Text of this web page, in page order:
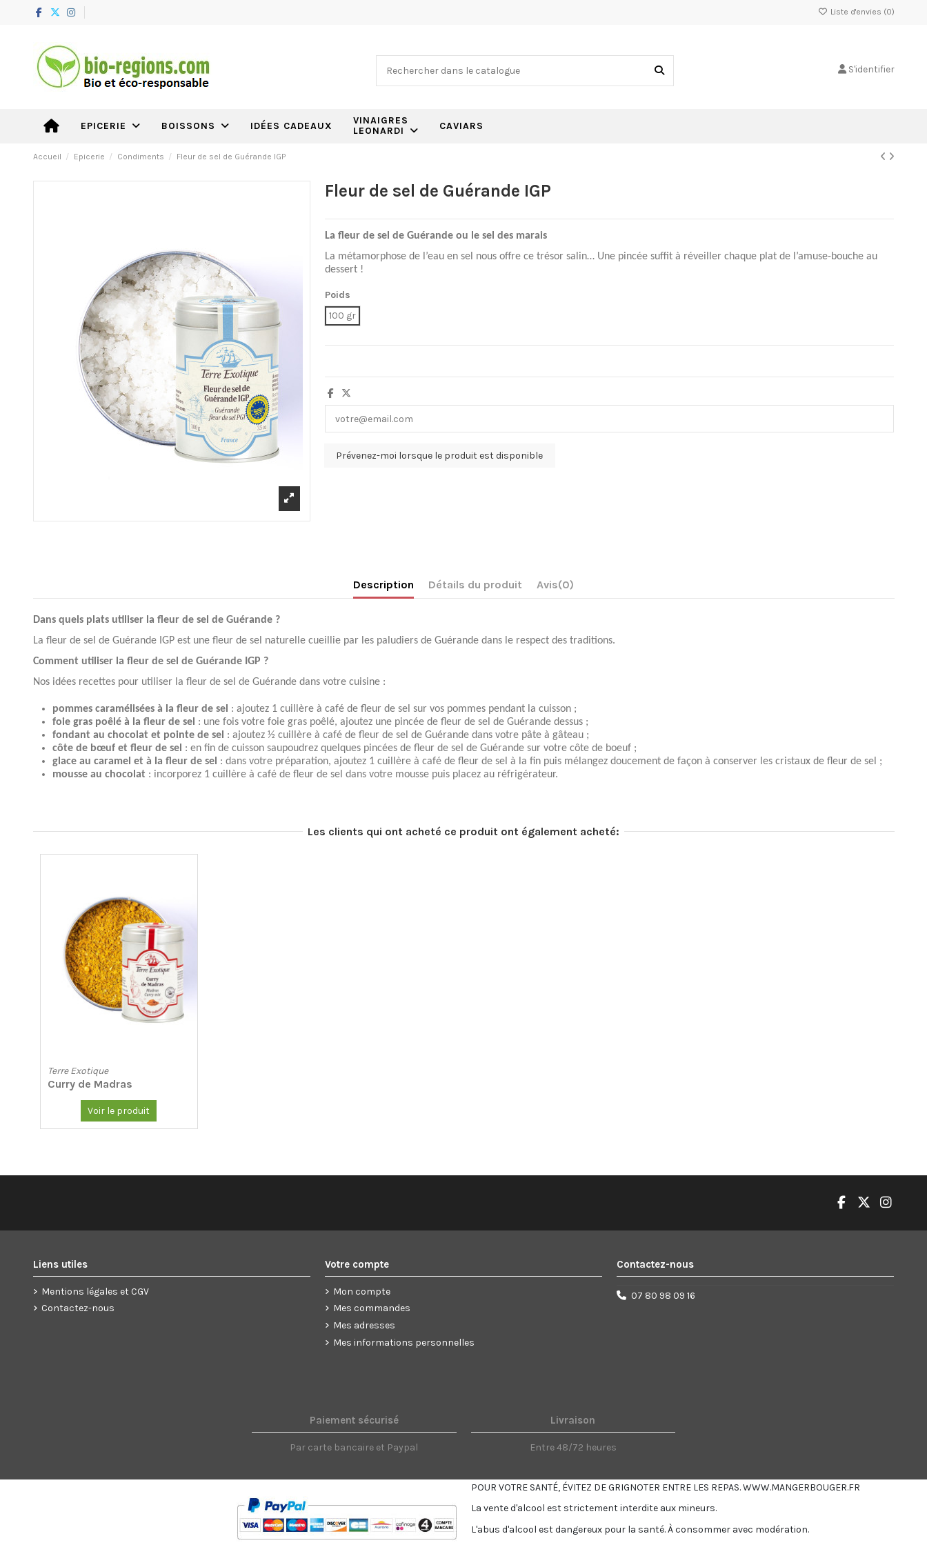
Liste d'envies (0)
S'identifier
EPICERIE BOISSONS IDÉES CADEAUX
VINAIGRES
LEONARDI
CAVIARS
Accueil Epicerie Condiments Fleur de sel de Guérande IGP
Fleur de sel de Guérande IGP
La fleur de sel de Guérande ou le sel des marais
La métamorphose de l’eau en sel nous offre ce trésor salin… Une pincée suffit à réveiller chaque plat de l’amuse-bouche au
dessert !
Poids
100 gr
Description Détails du produit Avis(0)
Dans quels plats utiliser la fleur de sel de Guérande ?
La fleur de sel de Guérande IGP est une fleur de sel naturelle cueillie par les paludiers de Guérande dans le respect des traditions.
Comment utiliser la fleur de sel de Guérande IGP ?
Nos idées recettes pour utiliser la fleur de sel de Guérande dans votre cuisine :
pommes caramélisées à la fleur de sel : ajoutez 1 cuillère à café de fleur de sel sur vos pommes pendant la cuisson ;
foie gras poêlé à la fleur de sel : une fois votre foie gras poêlé, ajoutez une pincée de fleur de sel de Guérande dessus ;
fondant au chocolat et pointe de sel : ajoutez ½ cuillère à café de fleur de sel de Guérande dans votre pâte à gâteau ;
côte de bœuf et fleur de sel : en fin de cuisson saupoudrez quelques pincées de fleur de sel de Guérande sur votre côte de boeuf ;
glace au caramel et à la fleur de sel : dans votre préparation, ajoutez 1 cuillère à café de fleur de sel à la fin puis mélangez doucement de façon à conserver les cristaux de fleur de sel ;
mousse au chocolat : incorporez 1 cuillère à café de fleur de sel dans votre mousse puis placez au réfrigérateur.
Les clients qui ont acheté ce produit ont également acheté:
Terre Exotique
Curry de Madras
Voir le produit
Liens utiles
Mentions légales et CGV
Contactez-nous
Votre compte
Mon compte
Mes commandes
Mes adresses
Mes informations personnelles
Contactez-nous
07 80 98 09 16
Paiement sécurisé
Par carte bancaire et Paypal
Livraison
Entre 48/72 heures
POUR VOTRE SANTÉ, ÉVITEZ DE GRIGNOTER ENTRE LES REPAS.WWW.MANGERBOUGER.FR
La vente d'alcool est strictement interdite aux mineurs.
L'abus d'alcool est dangereux pour la santé.À consommer avec modération.